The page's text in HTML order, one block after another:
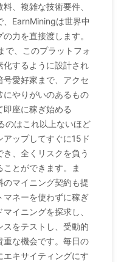
、複雑な技術要件、
、EarnMiningは世界中
力を直接渡します。
、このプラットフォ
化するように設計され
愛好家まで、アクセ
にやりがいのあるもの
座に稼ぎ始める
はこれ以上ないほど
ップしてすぐに15ド
、全くリスクを負う
とができます。ま
マイニング契約も提
マネーを使わずに稼ぎ
イニングを探求し、
をテストし、受動的
重な機会です。毎日の
キサイティングにす